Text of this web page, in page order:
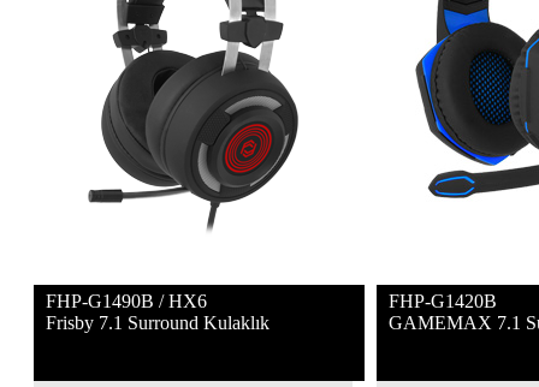
FHP-G1490B / HX6
Frisby 7.1 Surround Kulaklık
FHP-G1420B
GAMEMAX 7.1